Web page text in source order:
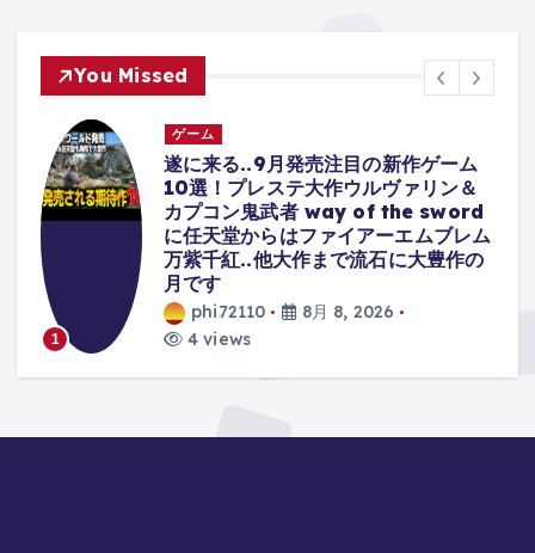
You Missed
1
ゲーム
遂に来る..9月発売注目の新作ゲーム
10選！プレステ大作ウルヴァリン＆
カプコン鬼武者 way of the sword
に任天堂からはファイアーエムブレム
万紫千紅..他大作まで流石に大豊作の
月です
phi72110
8月 8, 2026
4 views